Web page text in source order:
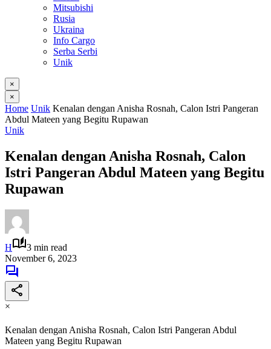
Mitsubishi
Rusia
Ukraina
Info Cargo
Serba Serbi
Unik
×
×
Home Unik Kenalan dengan Anisha Rosnah, Calon Istri Pangeran
Abdul Mateen yang Begitu Rupawan
Unik
Kenalan dengan Anisha Rosnah, Calon
Istri Pangeran Abdul Mateen yang Begitu
Rupawan
H
3 min read
November 6, 2023
×
Kenalan dengan Anisha Rosnah, Calon Istri Pangeran Abdul
Mateen yang Begitu Rupawan